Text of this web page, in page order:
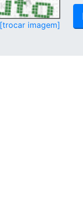
[trocar imagem]